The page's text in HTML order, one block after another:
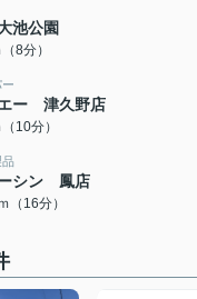
池公園
8分）
ー
ー 津久野店
10分）
品
シン 鳳店
（16分）